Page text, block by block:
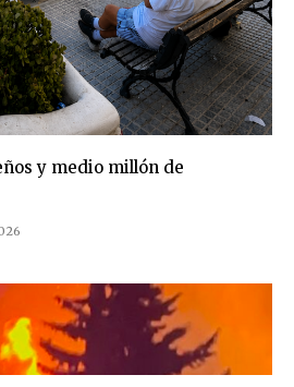
y medio millón de